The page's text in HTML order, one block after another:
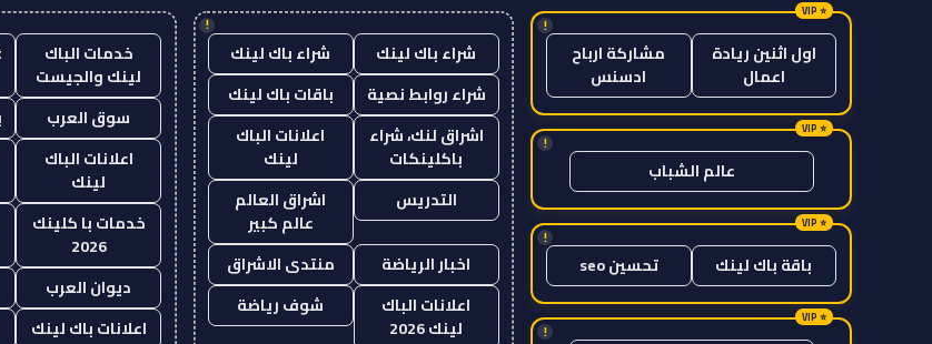
!
اول اثنين ريادة
اعمال
مشاركة ارباح
ادسنس
!
عالم الشباب
!
باقة باك لينك تحسين seo
!
!
شراء باك لينك
شراء باك لينك
شراء روابط نصية
باقات باك لينك
اشراق لنك، شراء
باكلينكات
اعلانات الباك
لينك
التدريس
اشراق العالم
عالم كبير
اخبار الرياضة
منتدى الاشراق
اعلانات الباك
لينك 2026
شوف رياضة
خدمات الباك
لينك والجيست
سوق العرب
اعلانات الباك
لينك
خدمات با كلينك
2026
ديوان العرب
اعلانات باك لينك